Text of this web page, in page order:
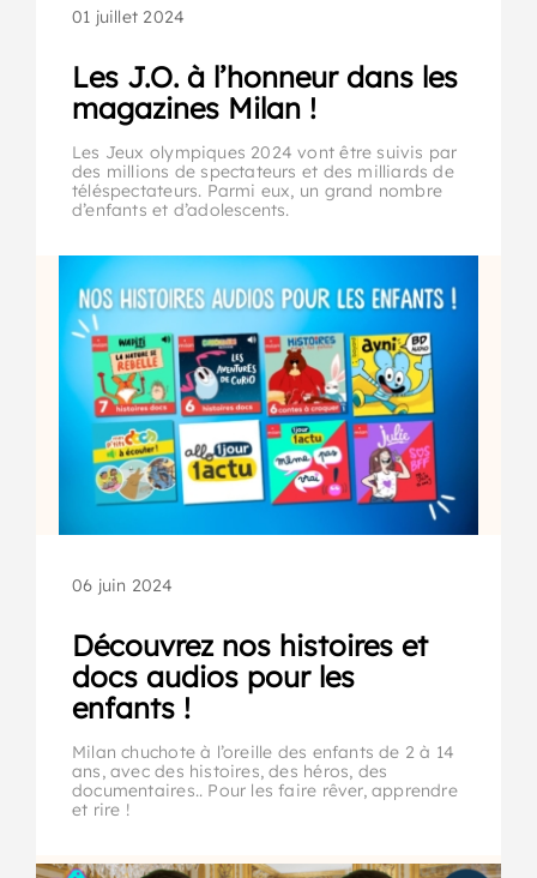
01 juillet 2024
Les J.O. à l’honneur dans les
magazines Milan !
Les Jeux olympiques 2024 vont être suivis par
des millions de spectateurs et des milliards de
téléspectateurs. Parmi eux, un grand nombre
d’enfants et d’adolescents.
06 juin 2024
Découvrez nos histoires et
docs audios pour les
enfants !
Milan chuchote à l’oreille des enfants de 2 à 14
ans, avec des histoires, des héros, des
documentaires.. Pour les faire rêver, apprendre
et rire !